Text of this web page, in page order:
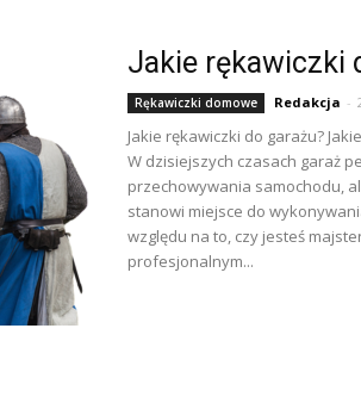
Jakie rękawiczki
Rękawiczki domowe Redakcja -
Jakie rękawiczki do garażu?
W dzisiejszych czasach garaż
przechowywania samochodu,
stanowi miejsce do
względu na to, czy jesteś
profesjonalnym...